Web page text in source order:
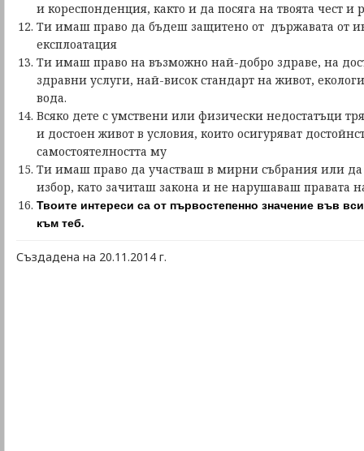
и кореспонденция, както и да посяга на твоята чест и
Ти имаш право да бъдеш защитено от държавата от
експлоатация
Ти имаш право на възможно най-добро здраве, на
здравни услуги, най-висок стандарт на живот,
вода.
Всяко дете с умствени или физически недостатъци
и достоен живот в условия, които осигуряват
самостоятелността му
Ти имаш право да участваш в мирни събрания или да
избор, като зачиташ закона и не нарушаваш правата
Твоите интереси са от първостепенно значение във
към теб.
Създадена на 20.11.2014 г.